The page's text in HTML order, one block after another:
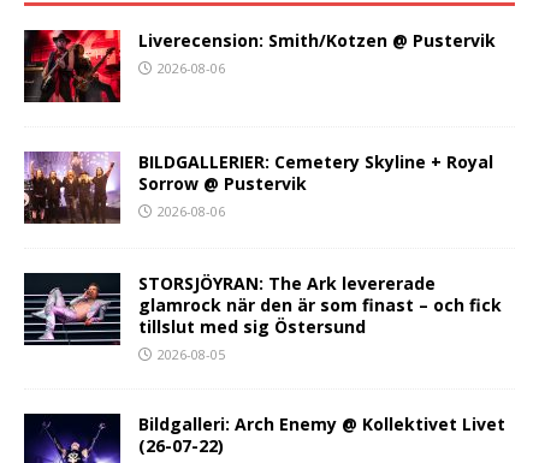
Liverecension: Smith/Kotzen @ Pustervik
2026-08-06
BILDGALLERIER: Cemetery Skyline + Royal
Sorrow @ Pustervik
2026-08-06
STORSJÖYRAN: The Ark levererade
glamrock när den är som finast – och fick
tillslut med sig Östersund
2026-08-05
Bildgalleri: Arch Enemy @ Kollektivet Livet
(26-07-22)